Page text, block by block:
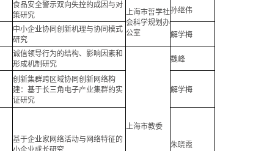
食品安全警示双向失控的成因与对
策研究
上海市哲学社
会科学规划办
公室
孙继伟
中小企业协同创新机理与协同模式
研究
解学梅
诚信领导行为的结构、影响因素和
形成机制研究
上海市教委
魏峰
创新集群跨区域协同创新网络构
建：基于长三角电子产业集群的实
证研究
解学梅
基于企业家网络活动与网络特征的
朱晓霞